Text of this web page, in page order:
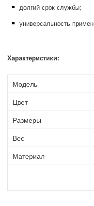
долгий срок службы;
универсальность
Характеристики:
Модель
Цвет
Размеры
Вес
Материал